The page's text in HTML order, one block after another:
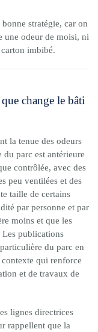
stratégie, car on
une odeur de moisi, ni
imbibé.
change le bâti
la tenue des odeurs
parc est antérieure
contrôlée, avec des
peu ventilées et des
taille de certains
par personne et par
moins et que les
Les publications
du parc en
qui renforce
et de travaux de
lignes directrices
rappellent que la